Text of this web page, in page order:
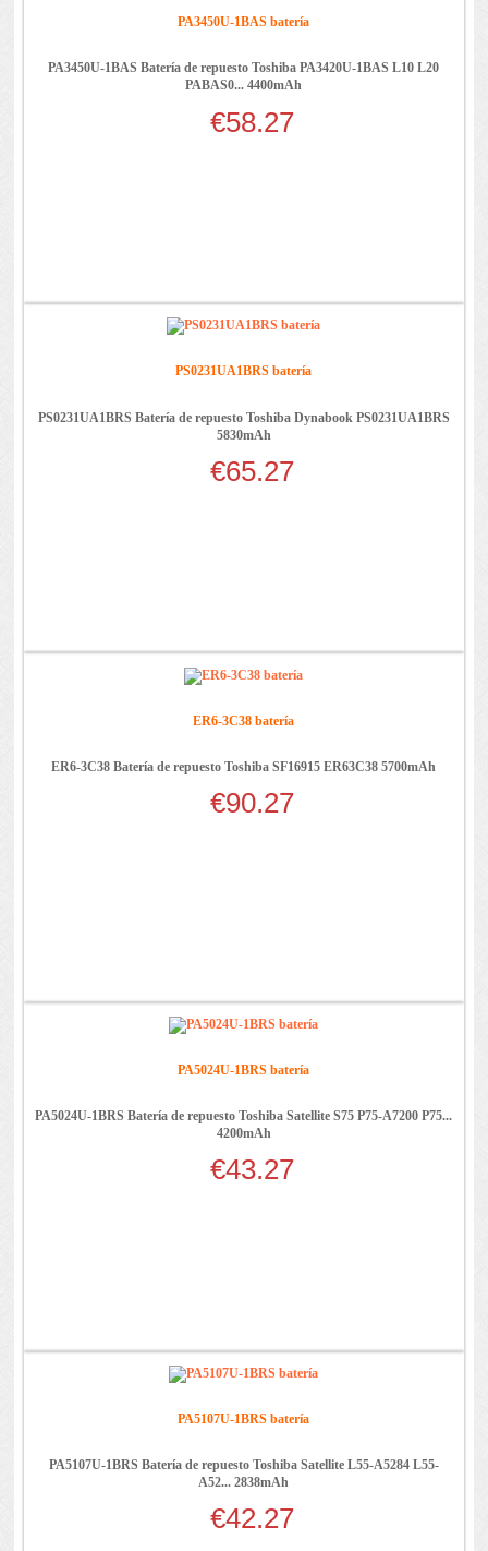
PA3450U-1BAS batería
PA3450U-1BAS Batería de repuesto Toshiba PA3420U-1BAS L10 L20
PABAS0... 4400mAh
€58.27
PS0231UA1BRS batería
PS0231UA1BRS Batería de repuesto Toshiba Dynabook PS0231UA1BRS
5830mAh
€65.27
ER6-3C38 batería
ER6-3C38 Batería de repuesto Toshiba SF16915 ER63C38 5700mAh
€90.27
PA5024U-1BRS batería
PA5024U-1BRS Batería de repuesto Toshiba Satellite S75 P75-A7200 P75...
4200mAh
€43.27
PA5107U-1BRS batería
PA5107U-1BRS Batería de repuesto Toshiba Satellite L55-A5284 L55-
A52... 2838mAh
€42.27